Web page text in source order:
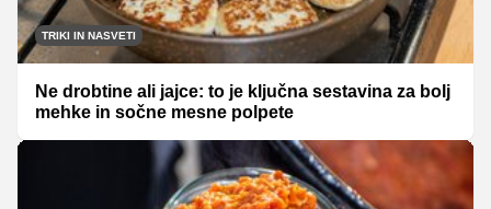
TRIKI IN NASVETI
Ne drobtine ali jajce: to je ključna sestavina za bolj
mehke in sočne mesne polpete